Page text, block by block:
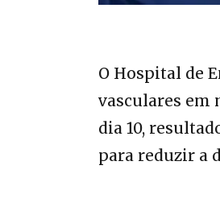
O Hospital de
vasculares em
dia 10,
para reduzir a